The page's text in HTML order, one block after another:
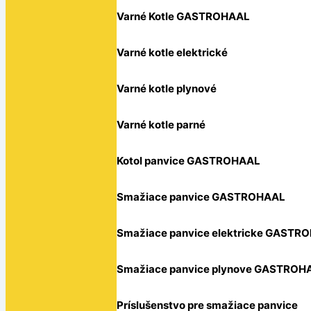
Varné Kotle GASTROHAAL
Varné kotle elektrické
Varné kotle plynové
Varné kotle parné
Kotol panvice GASTROHAAL
Smažiace panvice GASTROHAAL
Smažiace panvice elektricke
Smažiace panvice plynove
Príslušenstvo pre smažiace panvice